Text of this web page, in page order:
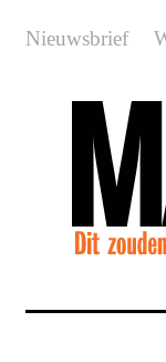
Nieuwsbrief